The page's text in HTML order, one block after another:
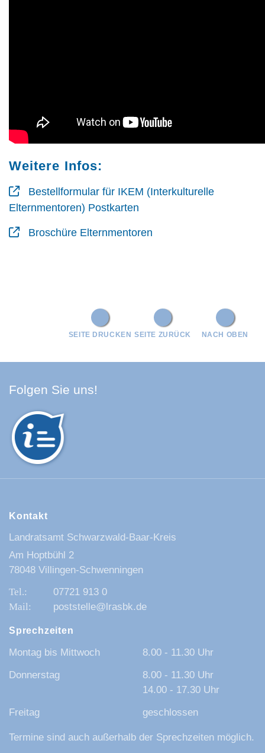
Weitere Infos:
Bestellformular für IKEM (Interkulturelle
Elternmentoren) Postkarten
Broschüre Elternmentoren
NACH OBEN
SEITE ZURÜCK
SEITE DRUCKEN
Folgen Sie uns!
Kontakt
Landratsamt Schwarzwald-Baar-Kreis
Am Hoptbühl 2
78048 Villingen-Schwenningen
07721 913 0
poststelle@lrasbk.de
Sprechzeiten
Montag bis Mittwoch
8.00 - 11.30 Uhr
Donnerstag
8.00 - 11.30 Uhr
14.00 - 17.30 Uhr
Freitag
geschlossen
Termine sind auch außerhalb der Sprechzeiten möglich.